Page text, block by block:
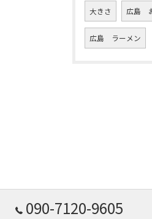
大きさ 広島
広島 ラーメン
090-7120-9605